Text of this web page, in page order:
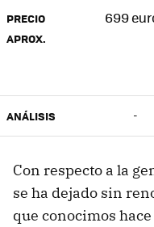
PRECIO
APROX.
699
ANÁLISIS -
Con respecto a la
se ha dejado sin
que conocimos